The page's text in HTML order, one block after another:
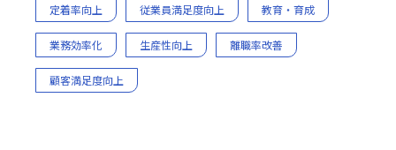
定着率向上 従業員満足度向上 教育・育成
業務効率化 生産性向上 離職率改善
顧客満足度向上